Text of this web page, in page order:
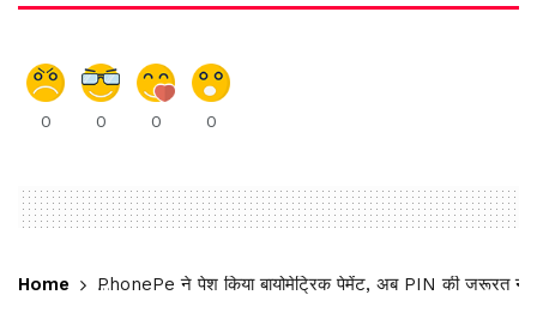
0 0 0 0
Home PhonePe ने पेश किया बायोमेट्रिक पेमेंट, अब PIN की जरूरत नहीं